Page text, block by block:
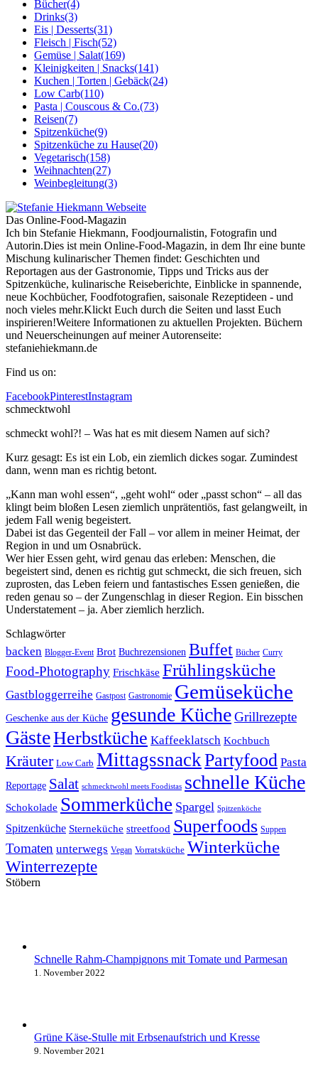
Bücher(4)
Drinks(3)
Eis | Desserts(31)
Fleisch | Fisch(52)
Gemüse | Salat(169)
Kleinigkeiten | Snacks(141)
Kuchen | Torten | Gebäck(24)
Low Carb(110)
Pasta | Couscous & Co.(73)
Reisen(7)
Spitzenküche(9)
Spitzenküche zu Hause(20)
Vegetarisch(158)
Weihnachten(27)
Weinbegleitung(3)
Das Online-Food-Magazin
Ich bin Stefanie Hiekmann, Foodjournalistin, Fotografin und
Autorin.Dies ist mein Online-Food-Magazin, in dem Ihr eine bunte
Mischung kulinarischer Themen findet: Geschichten und
Reportagen aus der Gastronomie, Tipps und Tricks aus der
Spitzenküche, kulinarische Reiseberichte, Einblicke in spannende,
neue Kochbücher, Foodfotografien, saisonale Rezeptideen - und
noch vieles mehr.Klickt Euch durch die Seiten und lasst Euch
inspirieren!Weitere Informationen zu aktuellen Projekten. Büchern
und Neuerscheinungen auf meiner Autorenseite:
stefaniehiekmann.de
Find us on:
FacebookPinterestInstagram
schmecktwohl
schmeckt wohl?! – Was hat es mit diesem Namen auf sich?
Kurz gesagt: Es ist ein Lob, ein ziemlich dickes sogar. Zumindest
dann, wenn man es richtig betont.
„Kann man wohl essen“, „geht wohl“ oder „passt schon“ – all das
klingt beim bloßen Lesen ziemlich unprätentiös, fast gelangweilt, in
jedem Fall wenig begeistert.
Dabei ist das Gegenteil der Fall – vor allem in meiner Heimat, der
Region in und um Osnabrück.
Wer hier Essen geht, wird genau das erleben: Menschen, die
begeistert sind, denen es richtig gut schmeckt, die sich freuen, sich
zuprosten, das Leben feiern und fantastisches Essen genießen, die
reden genau so – der Zungenschlag in dieser Region. Ein bisschen
Understatement – ja. Aber ziemlich herzlich.
Schlagwörter
backen Blogger-Event Brot Buchrezensionen Buffet Bücher Curry
Food-Photography Frischkäse Frühlingsküche
Gastbloggerreihe Gastpost Gastronomie Gemüseküche
Geschenke aus der Küche gesunde KücheGrillrezepte
GästeHerbstküche Kaffeeklatsch Kochbuch
Kräuter Low Carb MittagssnackPartyfood Pasta
Reportage Salat schmecktwohl meets Foodistas schnelle Küche
Schokolade Sommerküche Spargel Spitzenköche
Spitzenküche Sterneküche streetfood Superfoods Suppen
Tomaten unterwegs Vegan Vorratsküche Winterküche
Winterrezepte
Stöbern
Schnelle Rahm-Champignons mit Tomate und Parmesan
1. November 2022
Grüne Käse-Stulle mit Erbsenaufstrich und Kresse
9. November 2021